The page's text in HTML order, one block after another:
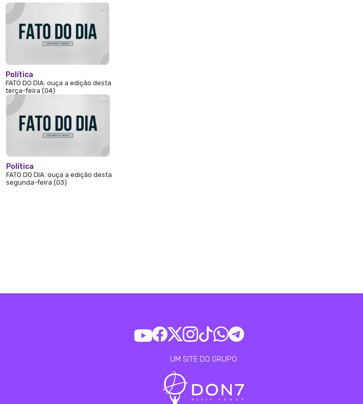
Política
FATO DO DIA: ouça a edição desta
terça-feira (04)
Política
FATO DO DIA: ouça a edição desta
segunda-feira (03)
UM SITE DO GRUPO